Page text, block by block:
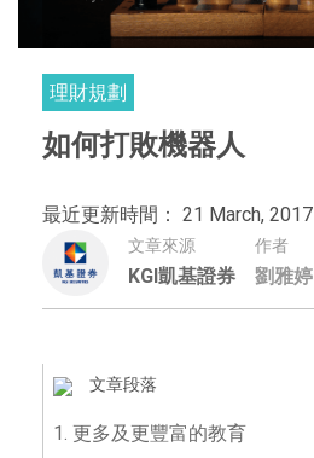
理財規劃
如何打敗機器人
最近更新時間： 21 March, 2017
文章來源
KGI凱基證券
作者
劉雅婷
文章段落
1. 更多及更豐富的教育